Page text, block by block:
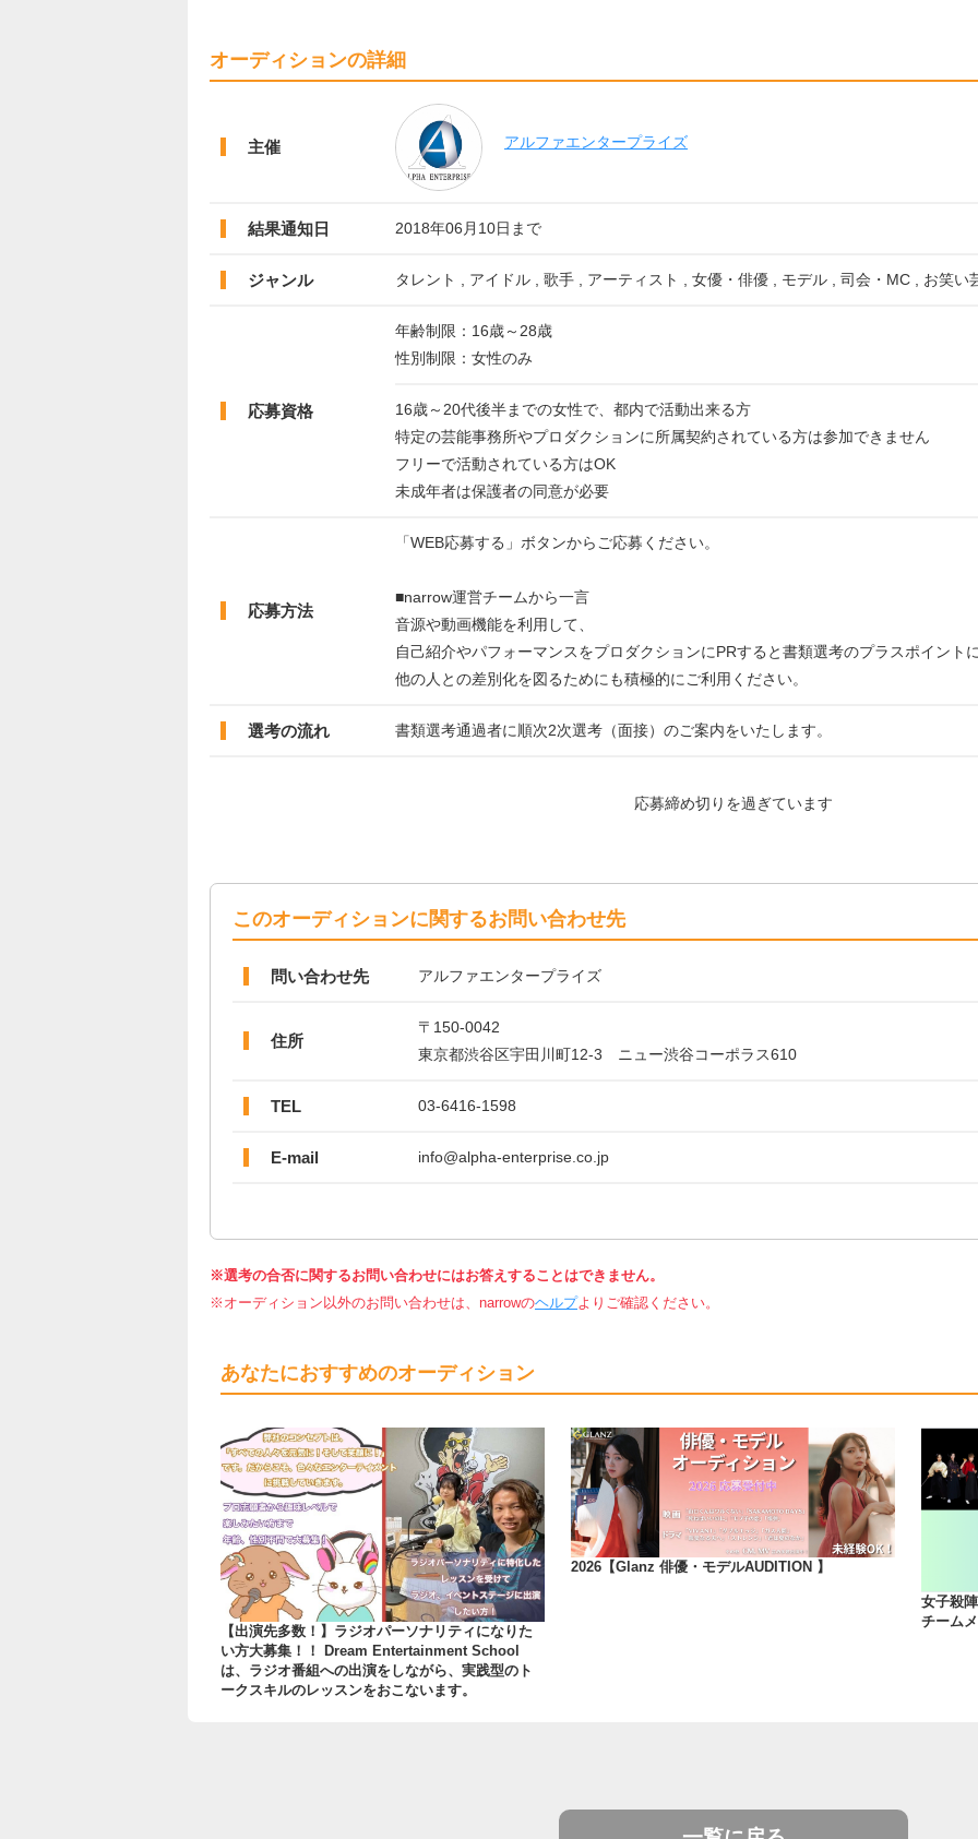
オーディションの詳細
主催 アルファエンタープライズ
結果通知日 2018年06月10日まで
ジャンル タレント , アイドル , 歌手 , アーティスト , 女優・俳優 , モデル , 司会・MC , お笑
応募資格
年齢制限：16歳～28歳
性別制限：女性のみ
16歳～20代後半までの女性で、都内で活動出来る方
特定の芸能事務所やプロダクションに所属契約されている方は参加できません
フリーで活動されている方はOK
未成年者は保護者の同意が必要
応募方法
「WEB応募する」ボタンからご応募ください。
■narrow運営チームから一言
音源や動画機能を利用して、
自己紹介やパフォーマンスをプロダクションにPRすると書類選考のプラスポイント
他の人との差別化を図るためにも積極的にご利用ください。
選考の流れ 書類選考通過者に順次2次選考（面接）のご案内をいたします。
応募締め切りを過ぎています
このオーディションに関するお問い合わせ先
問い合わせ先 アルファエンタープライズ
住所
〒150-0042
東京都渋谷区宇田川町12-3 ニュー渋谷コーポラス610
TEL 03-6416-1598
E-mail info@alpha-enterprise.co.jp
※選考の合否に関するお問い合わせにはお答えすることはできません。
※オーディション以外のお問い合わせは、narrowのヘルプよりご確認ください。
あなたにおすすめのオーディション
【出演先多数！】ラジオパーソナリティになりた
い方大募集！！ Dream Entertainment School
は、ラジオ番組への出演をしながら、実践型のト
ークスキルのレッスンをおこないます。
2026【Glanz 俳優・モデルAUDITION 】
女子殺
チーム